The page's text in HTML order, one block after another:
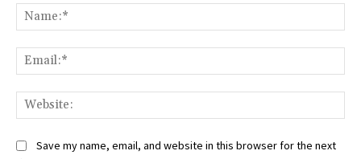
Save my name, email, and website in this browser for the next